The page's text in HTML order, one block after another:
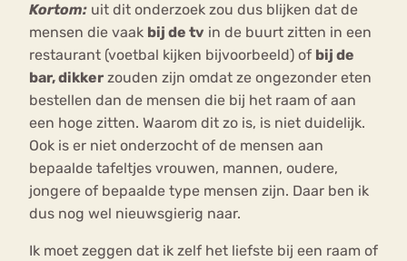
Kortom: uit dit onderzoek zou dus blijken dat de
mensen die vaak bij de tv in de buurt zitten in een
restaurant (voetbal kijken bijvoorbeeld) of bij de
bar, dikker zouden zijn omdat ze ongezonder eten
bestellen dan de mensen die bij het raam of aan
een hoge zitten. Waarom dit zo is, is niet duidelijk.
Ook is er niet onderzocht of de mensen aan
bepaalde tafeltjes vrouwen, mannen, oudere,
jongere of bepaalde type mensen zijn. Daar ben ik
dus nog wel nieuwsgierig naar.
Ik moet zeggen dat ik zelf het liefste bij een raam of